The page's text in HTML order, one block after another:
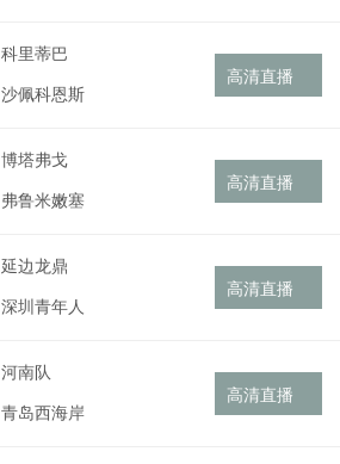
科里蒂巴
沙佩科恩斯
高清直播
博塔弗戈
弗鲁米嫩塞
高清直播
延边龙鼎
深圳青年人
高清直播
河南队
青岛西海岸
高清直播